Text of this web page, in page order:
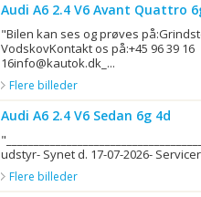
Audi A6 2.4 V6 Avant Quattro
"Bilen kan ses og prøves
VodskovKontakt os på:+45 96 39 16
16info@kautok.dk_...
Flere billeder
Audi A6 2.4 V6 Sedan 6g 4d
udstyr- Synet d. 17-07-2026-
Flere billeder